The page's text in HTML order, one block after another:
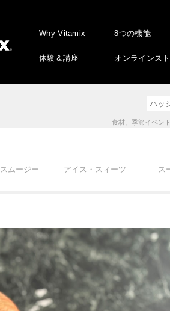
Why Vitamix
体験＆講座
8つの機能
オンラインス
食材、季節イベン
スムージー アイス・スィーツ ス